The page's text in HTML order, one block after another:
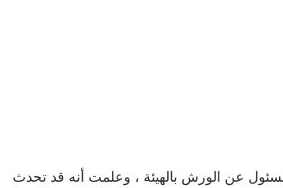
عن الورش بالهيئة ، وعلمت أنه قد تحدث